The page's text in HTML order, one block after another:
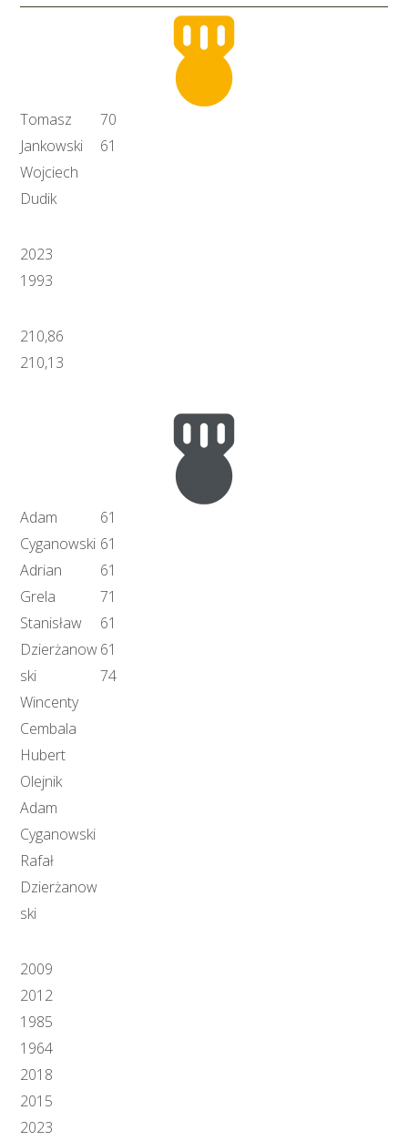
Tomasz
Jankowski
Wojciech
Dudik
70
61
2023
1993
210,86
210,13
Adam
Cyganowski
Adrian
Grela
Stanisław
Dzierżanow
ski
Wincenty
Cembala
Hubert
Olejnik
Adam
Cyganowski
Rafał
Dzierżanow
ski
61
61
61
71
61
61
74
2009
2012
1985
1964
2018
2015
2023